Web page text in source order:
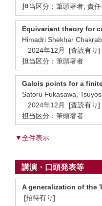
担当区分：筆頭著者, 責
Equivariant theory for
Himadri Shekhar
2024年12月 [査読有り]
担当区分：筆頭著者
Galois points for a
Satoru Fukasawa,
2024年12月 [査読有り]
担当区分：筆頭著者
▼全件表示
講演・口頭発表等
A generalization of the
[招待有り]